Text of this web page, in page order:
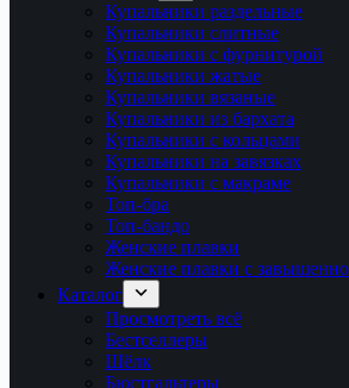
Купальники раздельные
Купальники слитные
Купальники с фурнитурой
Купальники жатые
Купальники вязаные
Купальники из бархата
Купальники с кольцами
Купальники на завязках
Купальники с макраме
Топ-бра
Топ-бандо
Женские плавки
Женские плавки с
Каталог
Просмотреть всё
Бестселлеры
Шёлк
Бюстгальтеры